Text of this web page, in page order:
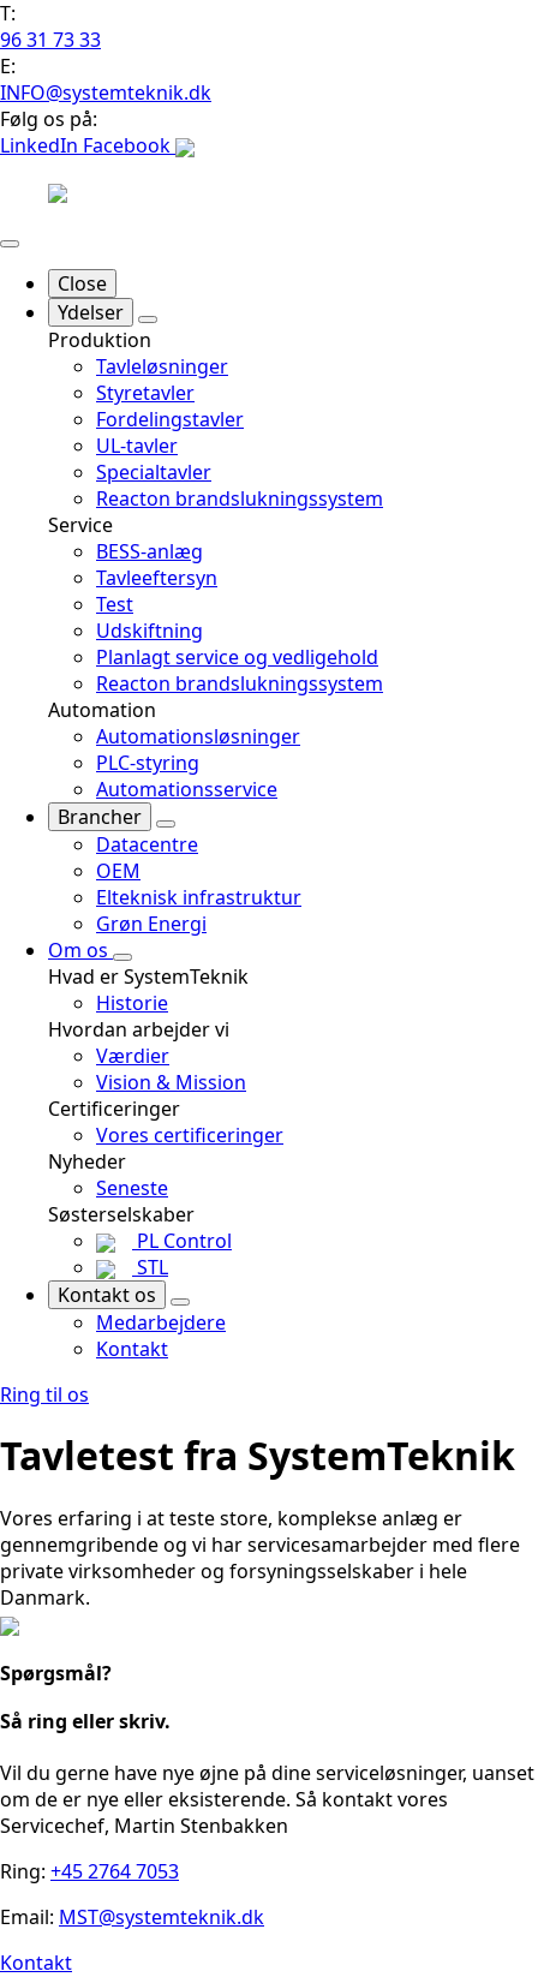
T:
96 31 73 33
E:
INFO@systemteknik.dk
Følg os på:
LinkedIn Facebook
Close
Ydelser
Produktion
Tavleløsninger
Styretavler
Fordelingstavler
UL-tavler
Specialtavler
Reacton brandslukningssystem
Service
BESS-anlæg
Tavleeftersyn
Test
Udskiftning
Planlagt service og vedligehold
Reacton brandslukningssystem
Automation
Automationsløsninger
PLC-styring
Automationsservice
Brancher
Datacentre
OEM
Elteknisk infrastruktur
Grøn Energi
Om os
Hvad er SystemTeknik
Historie
Hvordan arbejder vi
Værdier
Vision & Mission
Certificeringer
Vores certificeringer
Nyheder
Seneste
Søsterselskaber
PL Control
STL
Kontakt os
Medarbejdere
Kontakt
Ring til os
Tavletest fra SystemTeknik
Vores erfaring i at teste store, komplekse anlæg er
gennemgribende og vi har servicesamarbejder med flere
private virksomheder og forsyningsselskaber i hele
Danmark.
Spørgsmål?
Så ring eller skriv.
Vil du gerne have nye øjne på dine serviceløsninger, uanset
om de er nye eller eksisterende. Så kontakt vores
Servicechef, Martin Stenbakken
Ring: +45 2764 7053
Email: MST@systemteknik.dk
Kontakt